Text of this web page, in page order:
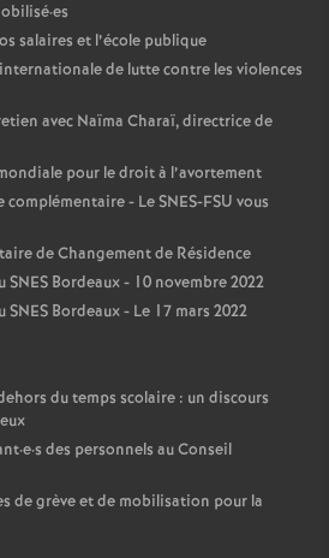
e
i
g
n
e
e
n
·es
salaires et l’école publique
de lutte contre les violences
avec Naïma Charaï, directrice de
pour le droit à l’avortement
- Le SNES-FSU vous
de Changement de Résidence
SNES Bordeaux - 10 novembre 2022
Bordeaux - Le 17 mars 2022
du temps scolaire : un discours
·e·s des personnels au Conseil
de grève et de mobilisation pour la